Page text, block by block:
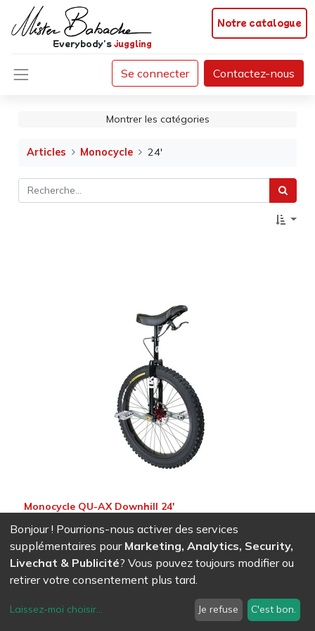
Notre catalogue
Everybody'sjuggling
Se connecter Contactez-nous
Montrer les catégories
Articles Monocycle 24'
Monocycle QU-AX Downhill 24'
570,00 CHF
Bonjour ! Pourrions-nous activer des services
supplémentaires pour Marketing, Analytics, Security,
Livechat & Publicité? Vous pouvez toujours modifier ou
retirer votre consentement plus tard.
Laissez-moi choisir... Je refuse C'est bon.